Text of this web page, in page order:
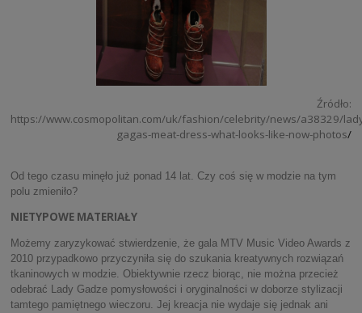
Źródło:
https://www.cosmopolitan.com/uk/fashion/celebrity/news/a38329/
gagas-meat-dress-what-looks-like-now-photos/
Od tego czasu minęło już ponad 14 lat. Czy coś się w modzie na tym
polu zmieniło?
NIETYPOWE MATERIAŁY
Możemy zaryzykować stwierdzenie, że gala MTV Music Video Awards z
2010 przypadkowo przyczyniła się do szukania kreatywnych rozwiązań
tkaninowych w modzie. Obiektywnie rzecz biorąc, nie można przecież
odebrać Lady Gadze pomysłowości i oryginalności w doborze stylizacji
tamtego pamiętnego wieczoru. Jej kreacja nie wydaje się jednak ani